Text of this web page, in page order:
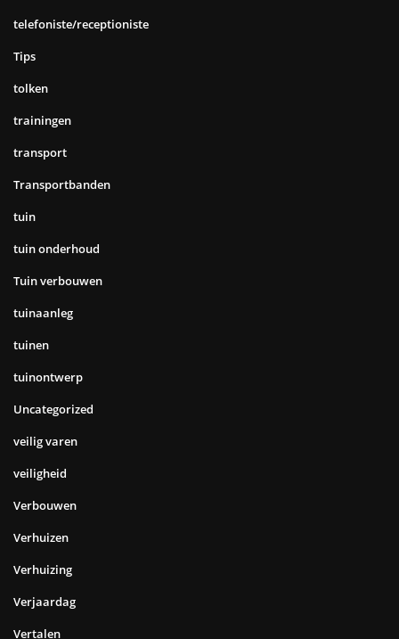
telefoniste/receptioniste
Tips
tolken
trainingen
transport
Transportbanden
tuin
tuin onderhoud
Tuin verbouwen
tuinaanleg
tuinen
tuinontwerp
Uncategorized
veilig varen
veiligheid
Verbouwen
Verhuizen
Verhuizing
Verjaardag
Vertalen